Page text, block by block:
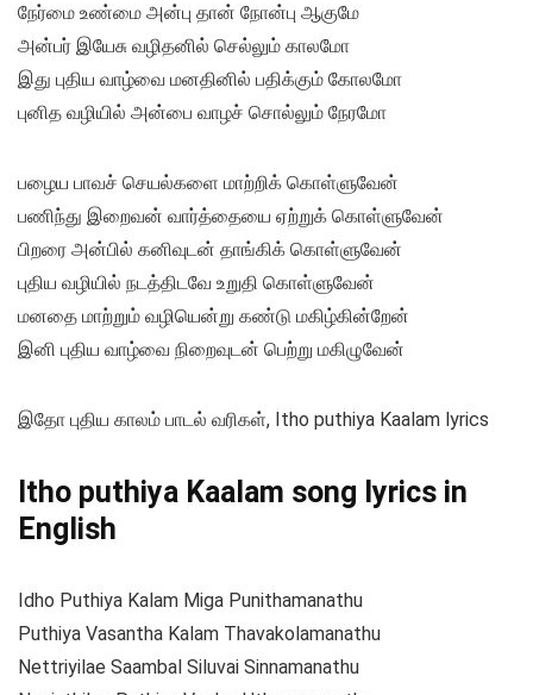
நேர்மை உண்மை அன்பு தான் நோன்பு ஆகுமே
அன்பர் இயேசு வழிதனில் செல்லும் காலமோ
இது புதிய வாழ்வை மனதினில் பதிக்கும் கோலமோ
புனித வழியில் அன்பை வாழச் சொல்லும் நேரமோ
பழைய பாவச் செயல்களை மாற்றிக் கொள்ளுவேன்
பணிந்து இறைவன் வார்த்தையை ஏற்றுக் கொள்ளுவேன்
பிறரை அன்பில் கனிவுடன் தாங்கிக் கொள்ளுவேன்
புதிய வழியில் நடத்திடவே உறுதி கொள்ளுவேன்
மனதை மாற்றும் வழியென்று கண்டு மகிழ்கின்றேன்
இனி புதிய வாழ்வை நிறைவுடன் பெற்று மகிழுவேன்
இதோ புதிய காலம் பாடல் வரிகள், Itho puthiya Kaalam lyrics
Itho puthiya Kaalam song lyrics in
English
Idho Puthiya Kalam Miga Punithamanathu
Puthiya Vasantha Kalam Thavakolamanathu
Nettriyilae Saambal Siluvai Sinnamanathu